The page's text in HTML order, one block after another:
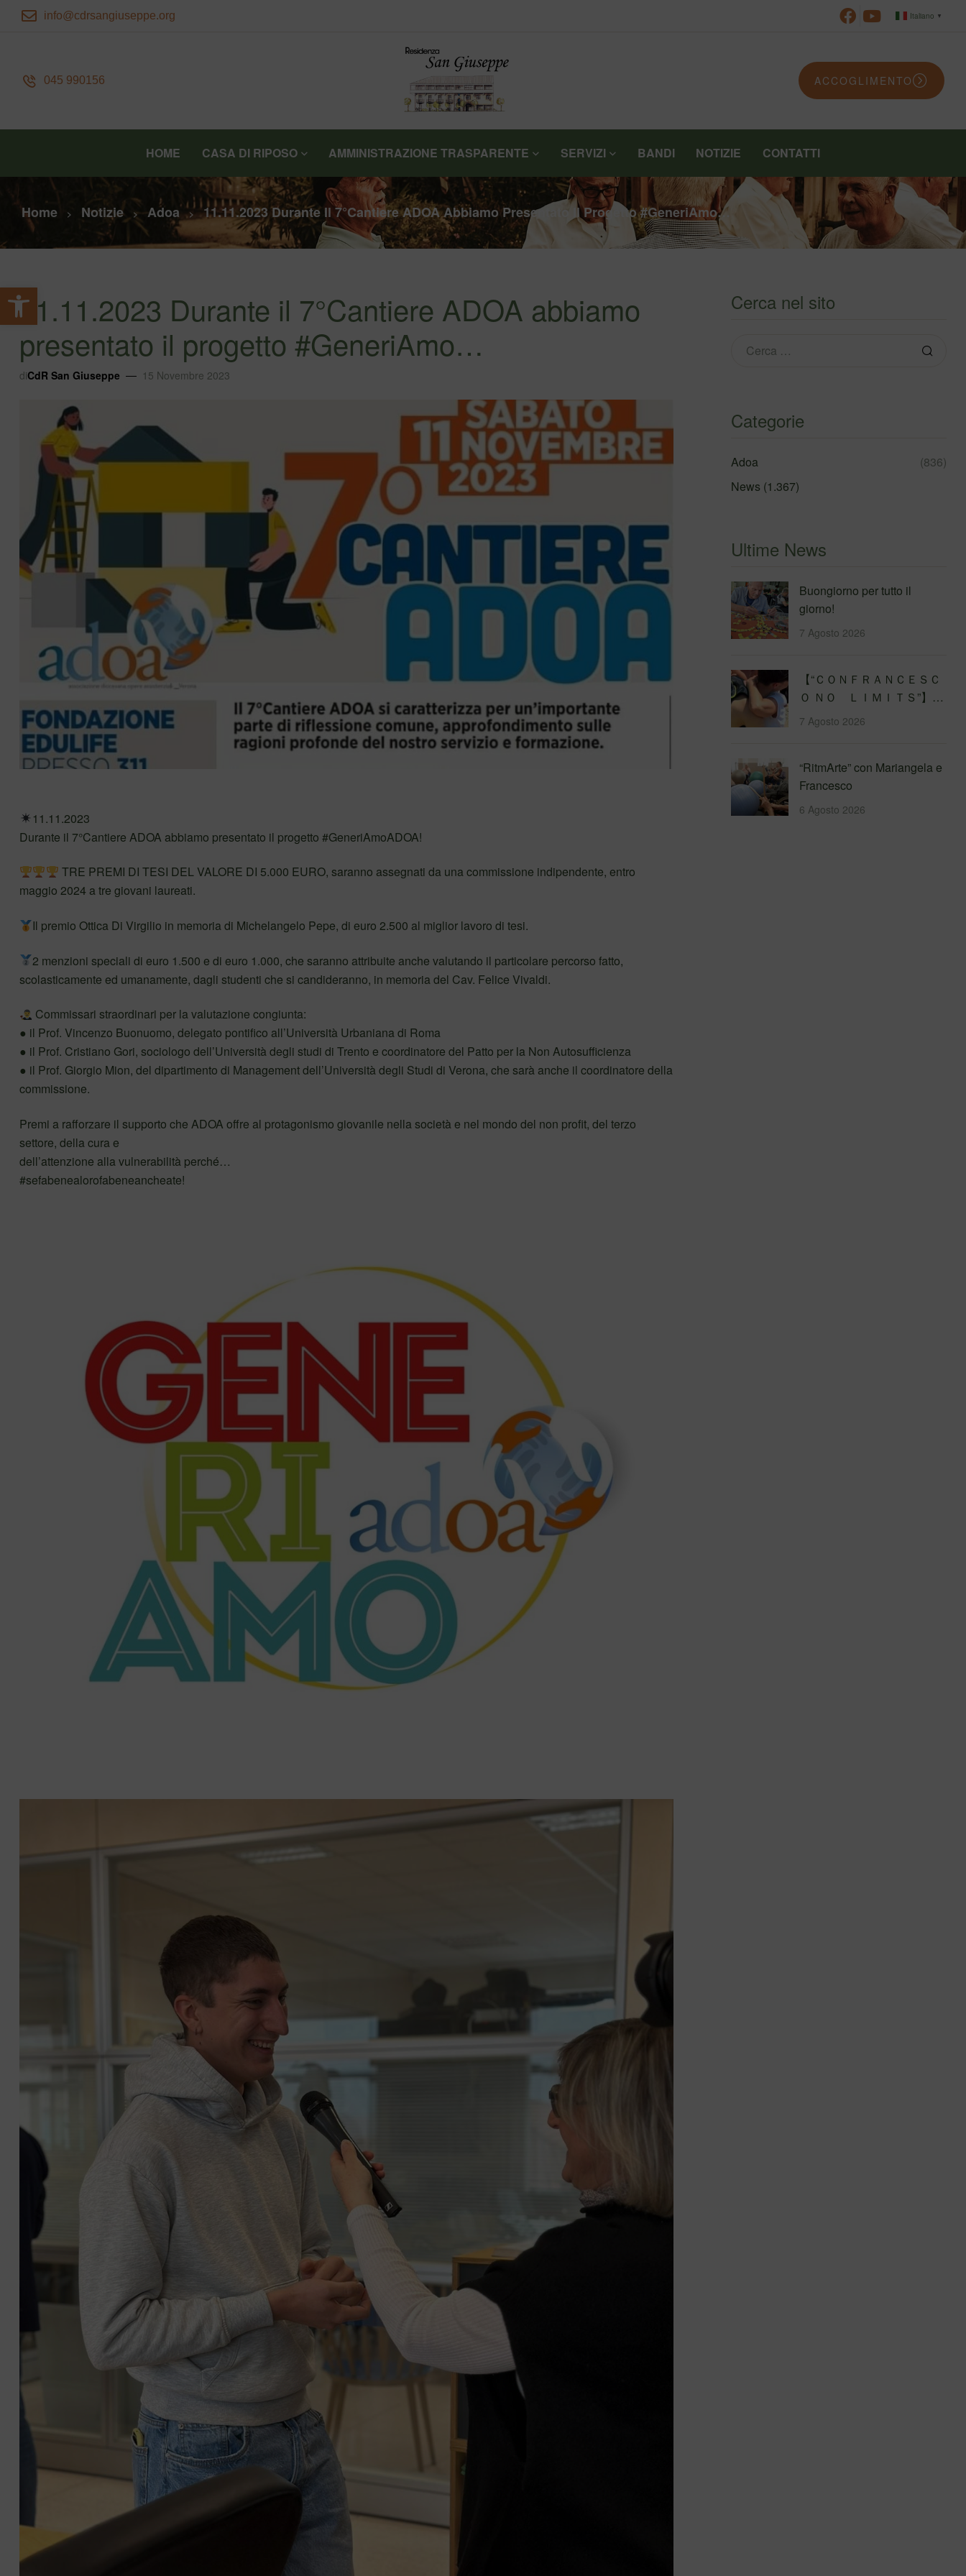
Apri la barra degli strumenti
info@cdrsangiuseppe.org Italiano ▼
045 990156 ACCOGLIMENTO
HOME CASA DI RIPOSO AMMINISTRAZIONE TRASPARENTE SERVIZI BANDI NOTIZIE CONTATTI
Home > Notizie > Adoa > 11.11.2023 Durante Il 7°Cantiere ADOA Abbiamo Presentato Il Progetto #GeneriAmo…
11.11.2023 Durante il 7°Cantiere ADOA abbiamo
presentato il progetto #GeneriAmo…
diCdR San Giuseppe 15 Novembre 2023
11.11.2023
Durante il 7°Cantiere ADOA abbiamo presentato il progetto #GeneriAmoADOA!
TRE PREMI DI TESI DEL VALORE DI 5.000 EURO, saranno assegnati da una commissione indipendente, entro
maggio 2024 a tre giovani laureati.
Il premio Ottica Di Virgilio in memoria di Michelangelo Pepe, di euro 2.500 al miglior lavoro di tesi.
2 menzioni speciali di euro 1.500 e di euro 1.000, che saranno attribuite anche valutando il particolare percorso fatto,
scolasticamente ed umanamente, dagli studenti che si candideranno, in memoria del Cav. Felice Vivaldi.
Commissari straordinari per la valutazione congiunta:
● il Prof. Vincenzo Buonuomo, delegato pontifico all’Università Urbaniana di Roma
● il Prof. Cristiano Gori, sociologo dell’Università degli studi di Trento e coordinatore del Patto per la Non Autosufficienza
● il Prof. Giorgio Mion, del dipartimento di Management dell’Università degli Studi di Verona, che sarà anche il coordinatore della
commissione.
Premi a rafforzare il supporto che ADOA offre al protagonismo giovanile nella società e nel mondo del non profit, del terzo
settore, della cura e
dell’attenzione alla vulnerabilità perché…
#sefabenealorofabeneancheate!
Cerca nel sito
Categorie
Adoa
(836)
News (1.367)
Ultime News
Buongiorno per tutto il
giorno!
7 Agosto 2026
【 “ＣＯＮＦＲＡＮＣＥＳＣ
Ｏ ＮＯ ＬＩＭＩＴＳ”】
Traversata dello Stretto di
Messina
7 Agosto 2026
“RitmArte” con Mariangela e
Francesco
6 Agosto 2026